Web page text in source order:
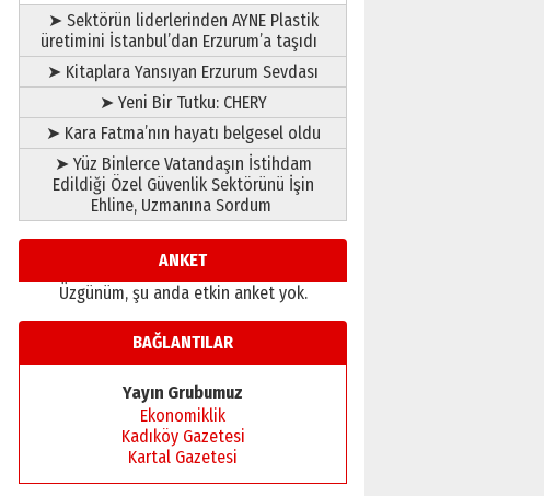
➤ Sektörün liderlerinden AYNE Plastik
üretimini İstanbul’dan Erzurum’a taşıdı
➤ Kitaplara Yansıyan Erzurum Sevdası
➤ Yeni Bir Tutku: CHERY
➤ Kara Fatma’nın hayatı belgesel oldu
➤ Yüz Binlerce Vatandaşın İstihdam
Edildiği Özel Güvenlik Sektörünü İşin
Ehline, Uzmanına Sordum
ANKET
Üzgünüm, şu anda etkin anket yok.
BAĞLANTILAR
Yayın Grubumuz
Ekonomiklik
Kadıköy Gazetesi
Kartal Gazetesi